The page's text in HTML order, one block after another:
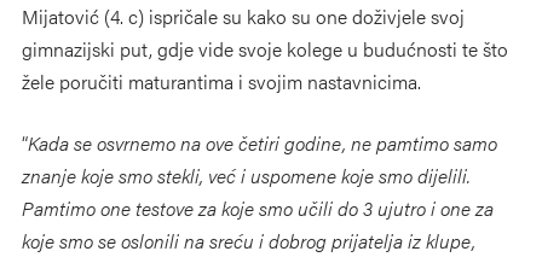
Mijatović (4. c) ispričale su kako su one doživjele svoj
gimnazijski put, gdje vide svoje kolege u budućnosti te što
žele poručiti maturantima i svojim nastavnicima.
“Kada se osvrnemo na ove četiri godine, ne pamtimo samo
znanje koje smo stekli, već i uspomene koje smo dijelili.
Pamtimo one testove za koje smo učili do 3 ujutro i one za
koje smo se oslonili na sreću i dobrog prijatelja iz klupe,